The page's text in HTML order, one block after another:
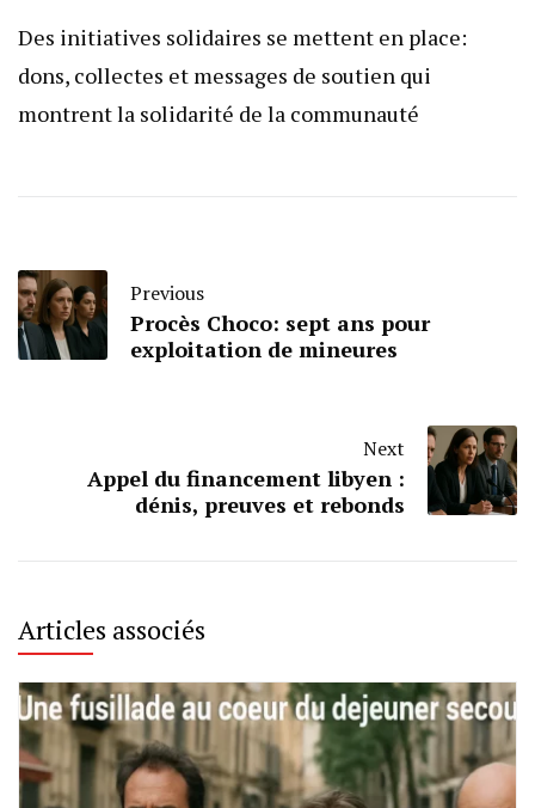
Des initiatives solidaires se mettent en place:
dons, collectes et messages de soutien qui
montrent la solidarité de la communauté
Previous
Procès Choco: sept ans pour
exploitation de mineures
Next
Appel du financement libyen :
dénis, preuves et rebonds
Articles associés